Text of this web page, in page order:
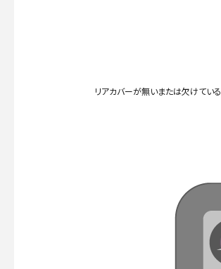
リアカバーが無いまたは欠けている